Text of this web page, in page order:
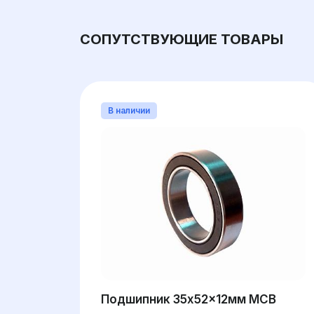
СОПУТСТВУЮЩИЕ ТОВАРЫ
В наличии
Подшипник 35x52x12мм MCB